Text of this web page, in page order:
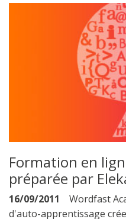
Formation en
préparée par
16/09/2011
Wordfast
d'auto-apprentissage